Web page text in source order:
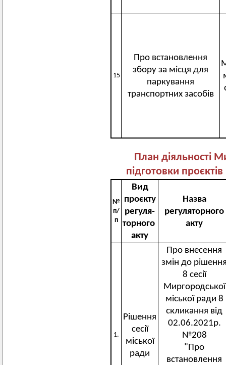
15
Про встановлення
збору за місця для
паркування
транспортних засобів
План діяльності
підготовки
№
п/
п
Вид
проєкту
регуля-
торного
акту
Назва
регуляторного
акту
1.
Рішення
сесії
міської
ради
Про внесення
змін до
8 сесії
Миргородської
міської ради 8
скликання від
02.06.2021р.
№208
"Про
встановлення